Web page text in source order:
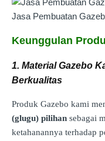
Jasa Pembuatan
Keunggulan
1. Material Gazebo
Berkualitas
Produk Gazebo kami
(glugu) pilihan sebagai
ketahanannya terhadap